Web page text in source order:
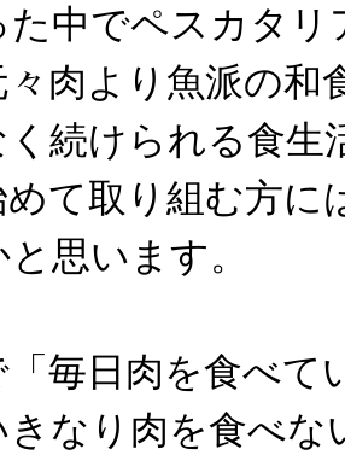
た中でペスカタ
肉より魚派の和
続けられる食生
て取り組む方に
思います。
毎日肉を食べて
きなり肉を食べな